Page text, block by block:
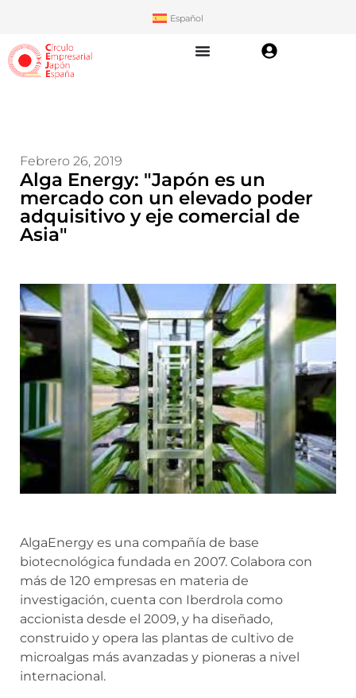
Español
Febrero 26, 2019
Alga Energy: "Japón es un
mercado con un elevado poder
adquisitivo y eje comercial de
Asia"
AlgaEnergy es una compañía de base
biotecnológica fundada en 2007. Colabora con
más de 120 empresas en materia de
investigación, cuenta con Iberdrola como
accionista desde el 2009, y ha diseñado,
construido y opera las plantas de cultivo de
microalgas más avanzadas y pioneras a nivel
internacional.